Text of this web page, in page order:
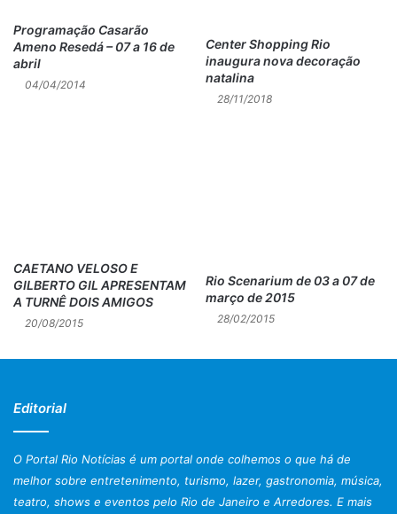
Programação Casarão
Ameno Resedá – 07 a 16 de
abril
04/04/2014
Center Shopping Rio
inaugura nova decoração
natalina
28/11/2018
CAETANO VELOSO E
GILBERTO GIL APRESENTAM
A TURNÊ DOIS AMIGOS
20/08/2015
Rio Scenarium de 03 a 07 de
março de 2015
28/02/2015
Editorial
O Portal Rio Notícias é um portal onde colhemos o que há de
melhor sobre entretenimento, turismo, lazer, gastronomia, música,
teatro, shows e eventos pelo Rio de Janeiro e Arredores. E mais